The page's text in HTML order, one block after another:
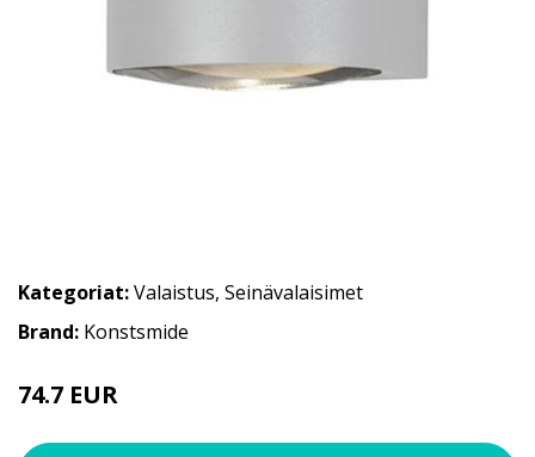
Kategoriat:Valaistus, Seinävalaisimet
Brand: Konstsmide
74.7 EUR